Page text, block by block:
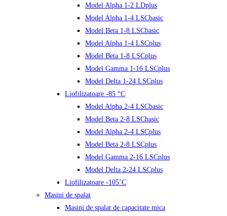
Model Alpha 1-2 LDplus
Model Alpha 1-4 LSCbasic
Model Beta 1-8 LSCbasic
Model Alpha 1-4 LSCplus
Model Beta 1-8 LSCplus
Model Gamma 1-16 LSCplus
Model Delta 1-24 LSCplus
Liofilizatoare -85 °C
Model Alpha 2-4 LSCbasic
Model Beta 2-8 LSCbasic
Model Alpha 2-4 LSCplus
Model Beta 2-8 LSCplus
Model Gamma 2-16 LSCplus
Model Delta 2-24 LSCplus
Liofilizatoare -105˚C
Masini de spalat
Masini de spalat de capacitate mica